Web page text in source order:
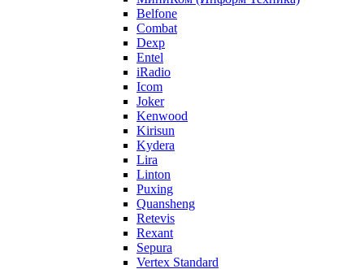
Belfone
Combat
Dexp
Entel
iRadio
Icom
Joker
Kenwood
Kirisun
Kydera
Lira
Linton
Puxing
Quansheng
Retevis
Rexant
Sepura
Vertex Standard